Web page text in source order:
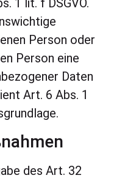
1 lit. f DSGVO.
Person oder
Person eine
Daten
Art. 6 Abs. 1
des Art. 32